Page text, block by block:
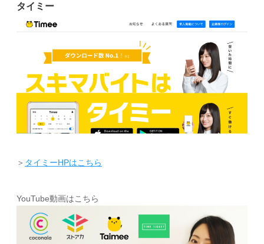
タイミー
＞ タイミーHPはこちら
YouTube動画はこちら